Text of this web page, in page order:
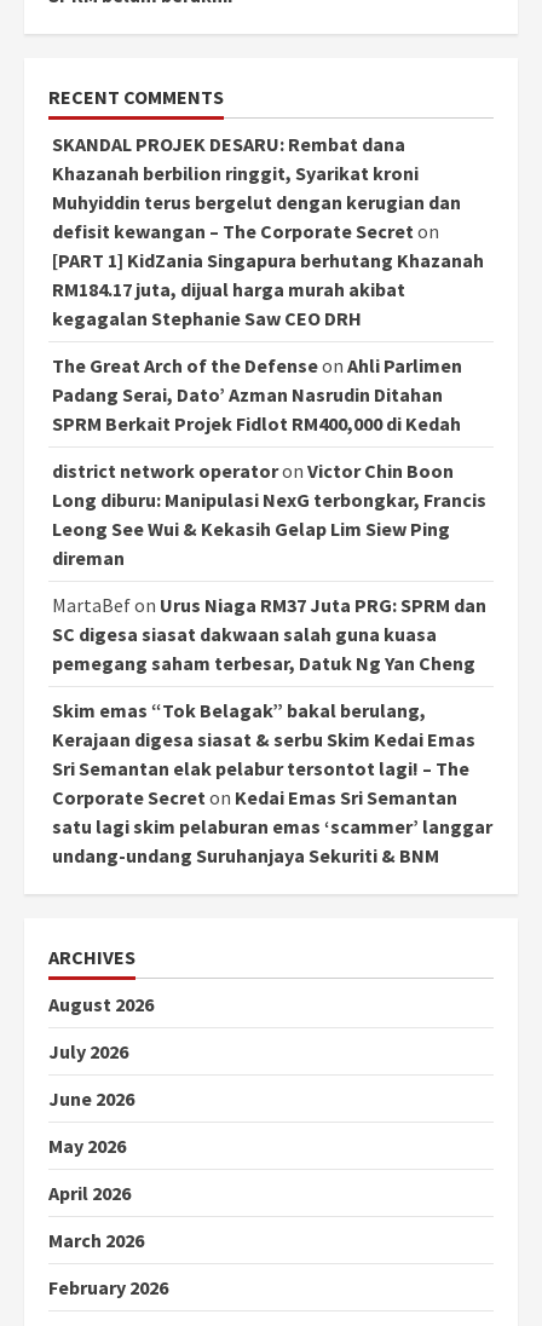
RECENT COMMENTS
SKANDAL PROJEK DESARU: Rembat dana
Khazanah berbilion ringgit, Syarikat kroni
Muhyiddin terus bergelut dengan kerugian dan
defisit kewangan – The Corporate Secreton
[PART 1] KidZania Singapura berhutang Khazanah
RM184.17 juta, dijual harga murah akibat
kegagalan Stephanie Saw CEO DRH
The Great Arch of the Defenseon Ahli Parlimen
Padang Serai, Dato’ Azman Nasrudin Ditahan
SPRM Berkait Projek Fidlot RM400,000 di Kedah
district network operatoron Victor Chin Boon
Long diburu: Manipulasi NexG terbongkar, Francis
Leong See Wui & Kekasih Gelap Lim Siew Ping
direman
MartaBefon Urus Niaga RM37 Juta PRG: SPRM dan
SC digesa siasat dakwaan salah guna kuasa
pemegang saham terbesar, Datuk Ng Yan Cheng
Skim emas “Tok Belagak” bakal berulang,
Kerajaan digesa siasat & serbu Skim Kedai Emas
Sri Semantan elak pelabur tersontot lagi! – The
Corporate Secreton Kedai Emas Sri Semantan
satu lagi skim pelaburan emas ‘scammer’ langgar
undang-undang Suruhanjaya Sekuriti & BNM
ARCHIVES
August 2026
July 2026
June 2026
May 2026
April 2026
March 2026
February 2026